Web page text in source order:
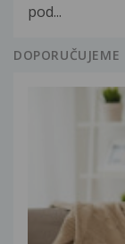
pod...
DOPORUČUJEME